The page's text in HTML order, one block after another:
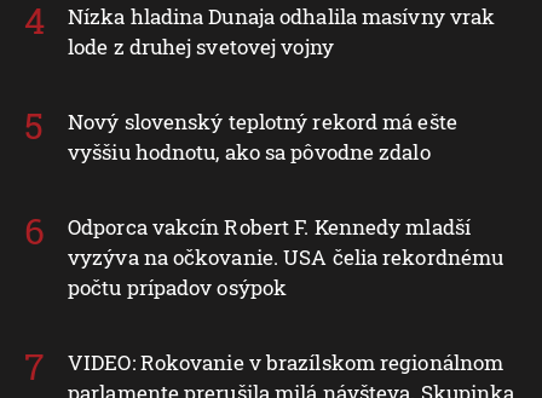
Nízka hladina Dunaja odhalila masívny vrak
lode z druhej svetovej vojny
Nový slovenský teplotný rekord má ešte
vyššiu hodnotu, ako sa pôvodne zdalo
Odporca vakcín Robert F. Kennedy mladší
vyzýva na očkovanie. USA čelia rekordnému
počtu prípadov osýpok
VIDEO: Rokovanie v brazílskom regionálnom
parlamente prerušila milá návšteva. Skupinka